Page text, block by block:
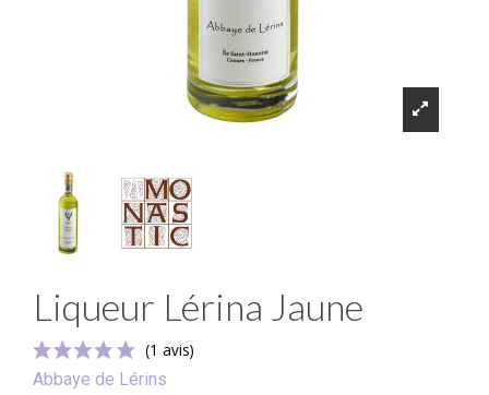
Liqueur Lérina Jaune
Abbaye de Lérins